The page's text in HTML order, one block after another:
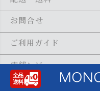
Amazon Pay、クレジットカ
行振込がご利用になれます。
い。
全商品送料無料
状況によって、多少前後する
メール：
メールの返信につきましては
ります。
ご利用ガイド
店舗レビュー